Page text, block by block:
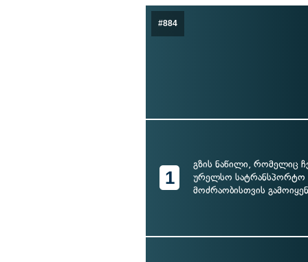
#884
1
გზის ნაწილი, რომელიც
ურელსო სატრანსპორტო
მოძრაობისთვის